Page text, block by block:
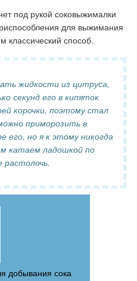
под рукой соковыжималки
для выжимания
классический способ.
жидкости из цитруса,
секунд его в кипяток
корочки, поэтому стал
приморозить в
его, но я к этому никогда
катаем ладошкой по
растолочь.
добывания сока